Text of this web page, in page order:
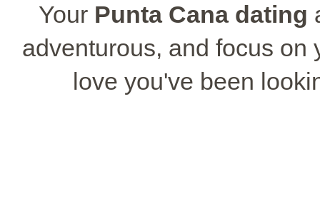
Your Punta Cana dating
adventurous, and focus on
love you've been